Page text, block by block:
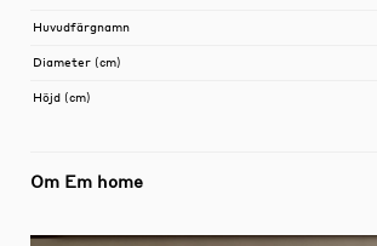
Huvudfärgnamn
Diameter (cm)
Höjd (cm)
Om Em home